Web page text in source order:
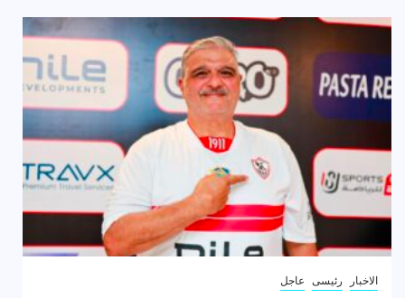
الاخبار رئيسى عاجل